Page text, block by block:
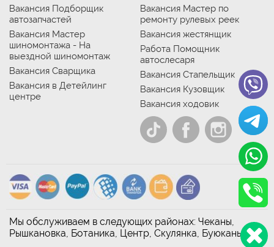
Вакансия Подборщик
автозапчастей
Вакансия Мастер
шиномонтажа - На
выездной шиномонтаж
Вакансия Сварщика
Вакансия в Детейлинг
центре
Вакансия Мастер по
ремонту рулевых реек
Вакансия жестянщик
Работа Помощник
автослесаря
Вакансия Стапельщик
Вакансия Кузовщик
Вакансия ходовик
Мы обслуживаем в следующих районах: Чеканы,
Рышкановка, Ботаника, Центр, Скулянка, Буюканы